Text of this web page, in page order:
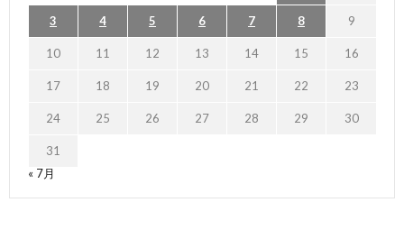
3 4 5 6 7 8 9
10 11 12 13 14 15 16
17 18 19 20 21 22 23
24 25 26 27 28 29 30
31
« 7月